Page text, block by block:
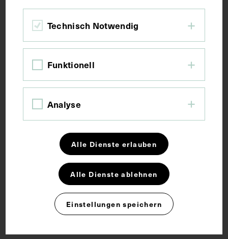
Bildmaß 21,6 x 14,2 cm
Bildmaß inkl. Untergrund 31,5 x 22,5 cm
Schlagwörter
Hygiene Medizinhistoriker
CC BY-NC-SA 4.0
Technisch Notwendig
Funktionell
Analyse
Alle Dienste erlauben
Alle Dienste ablehnen
Einstellungen speichern